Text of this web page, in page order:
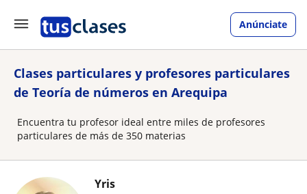
Anúnciate
Clases particulares y profesores particulares
de Teoría de números en Arequipa
Encuentra tu profesor ideal entre miles de profesores
particulares de más de 350 materias
Yris